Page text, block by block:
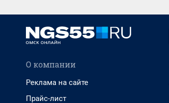
О компании
Реклама на сайте
Прайс-лист